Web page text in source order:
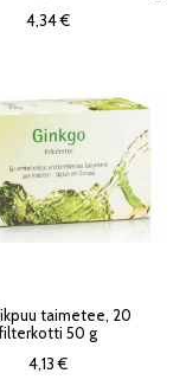
4,34 €
taimetee, 20
50 g
4,13 €